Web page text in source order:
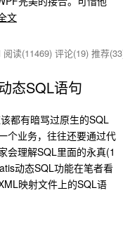
文
阅读(11469) 评论(19) 推荐(33)
态SQL语句
都有暗骂过原生的SQL
个业务，往往还要通过代
会理解SQL里面的永真(1
动态SQL功能在笔者看
映射文件上的SQL语